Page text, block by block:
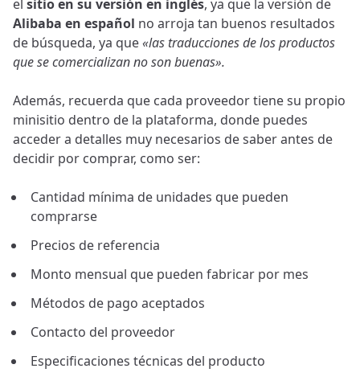
el sitio en su versión en inglés, ya que la versión de
Alibaba en español no arroja tan buenos resultados
de búsqueda, ya que«las traducciones de los productos
que se comercializan no son buenas».
Además, recuerda que cada proveedor tiene su propio
minisitio dentro de la plataforma, donde puedes
acceder a detalles muy necesarios de saber antes de
decidir por comprar, como ser:
Cantidad mínima de unidades que pueden
comprarse
Precios de referencia
Monto mensual que pueden fabricar por mes
Métodos de pago aceptados
Contacto del proveedor
Especificaciones técnicas del producto